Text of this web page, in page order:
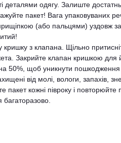
деталями одягу. Залиште
пакет! Вага упаковуваних
(або пальцями) уздовж
кришку з клапана. Щільно
Закрийте клапан кришкою для
50%, щоб уникнути пошкодження
від молі, вологи, запахів,
пакет кожні півроку і повторюйте
багаторазово.